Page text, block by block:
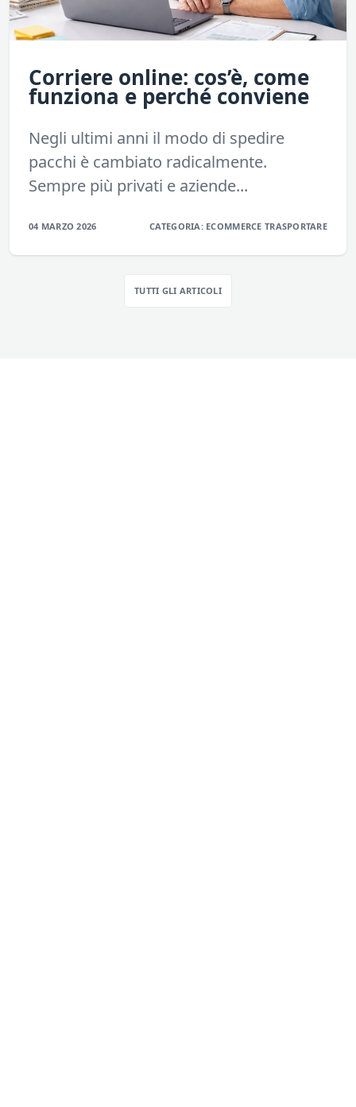
Corriere online: cos’è, come
funziona e perché conviene
Negli ultimi anni il modo di spedire
pacchi è cambiato radicalmente.
Sempre più privati e aziende...
04 MARZO 2026 CATEGORIA: ECOMMERCE TRASPORTARE
TUTTI GLI ARTICOLI